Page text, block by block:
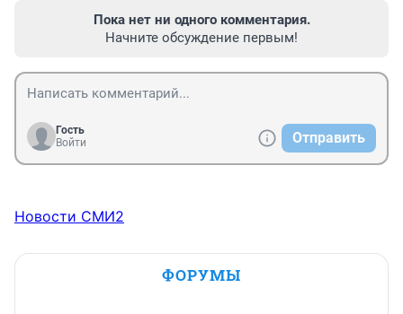
Пока нет ни одного комментария.
Начните обсуждение первым!
Гость
Войти
Отправить
Новости СМИ2
ФОРУМЫ